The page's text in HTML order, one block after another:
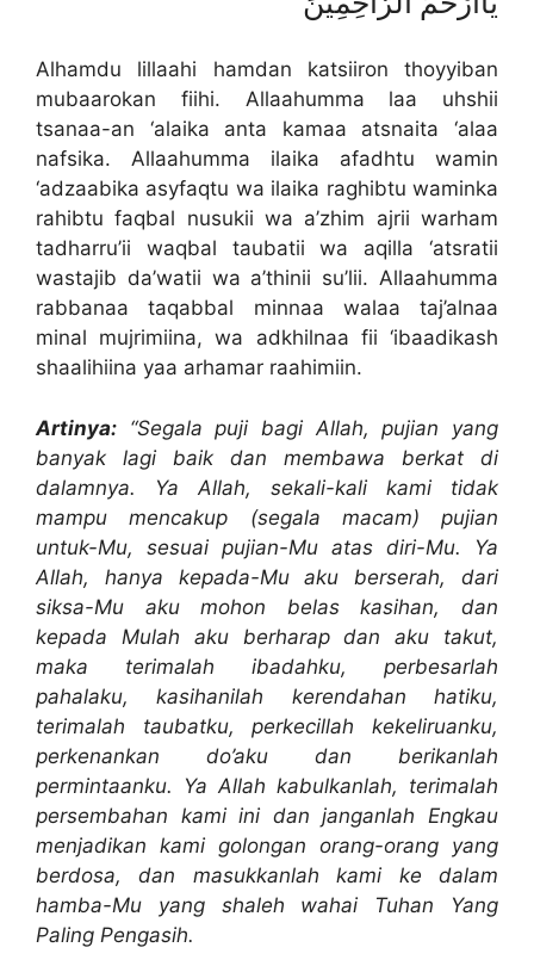
Alhamdu lillaahi hamdan katsiiron thoyyiban
mubaarokan fiihi. Allaahumma laa uhshii
tsanaa-an ‘alaika anta kamaa atsnaita ‘alaa
nafsika. Allaahumma ilaika afadhtu wamin
‘adzaabika asyfaqtu wa ilaika raghibtu waminka
rahibtu faqbal nusukii wa a’zhim ajrii warham
tadharru’ii waqbal taubatii wa aqilla ‘atsratii
wastajib da’watii wa a’thinii su’lii. Allaahumma
rabbanaa taqabbal minnaa walaa taj’alnaa
minal mujrimiina, wa adkhilnaa fii ‘ibaadikash
shaalihiina yaa arhamar raahimiin.
Artinya: “Segala puji bagi Allah, pujian yang
banyak lagi baik dan membawa berkat di
dalamnya. Ya Allah, sekali-kali kami tidak
mampu mencakup (segala macam) pujian
untuk-Mu, sesuai pujian-Mu atas diri-Mu. Ya
Allah, hanya kepada-Mu aku berserah, dari
siksa-Mu aku mohon belas kasihan, dan
kepada Mulah aku berharap dan aku takut,
maka terimalah ibadahku, perbesarlah
pahalaku, kasihanilah kerendahan hatiku,
terimalah taubatku, perkecillah kekeliruanku,
perkenankan do’aku dan berikanlah
permintaanku. Ya Allah kabulkanlah, terimalah
persembahan kami ini dan janganlah Engkau
menjadikan kami golongan orang-orang yang
berdosa, dan masukkanlah kami ke dalam
hamba-Mu yang shaleh wahai Tuhan Yang
Paling Pengasih.